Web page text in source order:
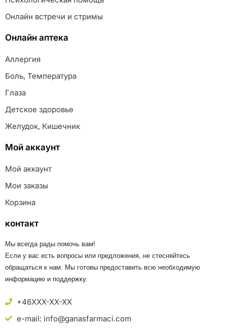
Онлайн встречи и стримы
Онлайн аптека
Аллергия
Боль, Температура
Глаза
Детское здоровье
Желудок, Кишечник
Мой аккаунт
Мой аккаунт
Мои заказы
Корзина
контакт
Мы всегда рады помочь вам!
Если у вас есть вопросы или предложения, не стесняйтесь
обращаться к нам. Мы готовы предоставить всю необходимую
информацию и поддержку.
+46XXX-XX-XX
e-mail: info@ganasfarmaci.com